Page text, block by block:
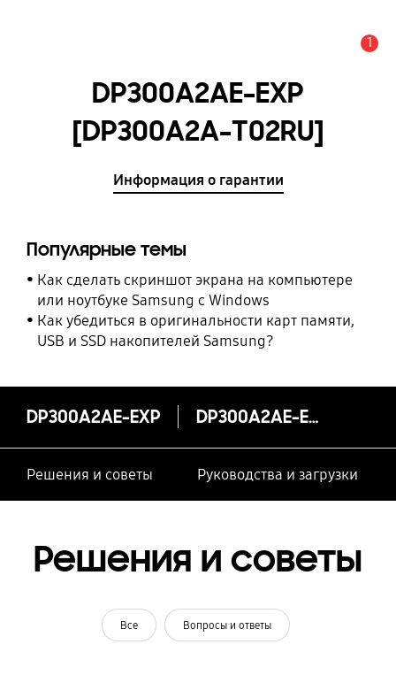
1
DP300A2AE-EXP
[DP300A2A-T02RU]
Информация о гарантии
Популярные темы
Как сделать скриншот экрана на компьютере
или ноутбуке Samsung с Windows
Как убедиться в оригинальности карт памяти,
USB и SSD накопителей Samsung?
DP300A2AE-EXP DP300A2AE-EXP
Решения и советы Руководства и загрузки
Решения и советы
Все Вопросы и ответы